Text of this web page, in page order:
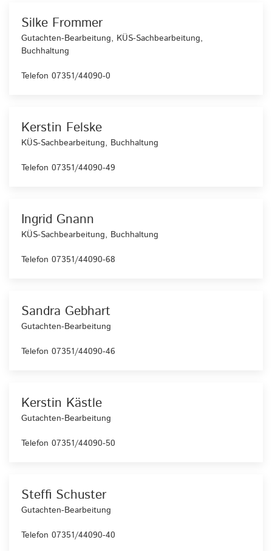
Silke Frommer
Gutachten-Bearbeitung, KÜS-Sachbearbeitung,
Buchhaltung
Telefon 07351/44090-0
Kerstin Felske
KÜS-Sachbearbeitung, Buchhaltung
Telefon 07351/44090-49
Ingrid Gnann
KÜS-Sachbearbeitung, Buchhaltung
Telefon 07351/44090-68
Sandra Gebhart
Gutachten-Bearbeitung
Telefon 07351/44090-46
Kerstin Kästle
Gutachten-Bearbeitung
Telefon 07351/44090-50
Steffi Schuster
Gutachten-Bearbeitung
Telefon 07351/44090-40